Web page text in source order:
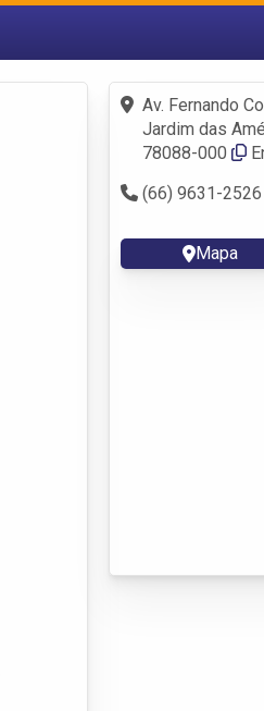
Fazer login
Criar conta
Av. Fernando
Jardim das
78088-000
(66) 9631-2526
Mapa